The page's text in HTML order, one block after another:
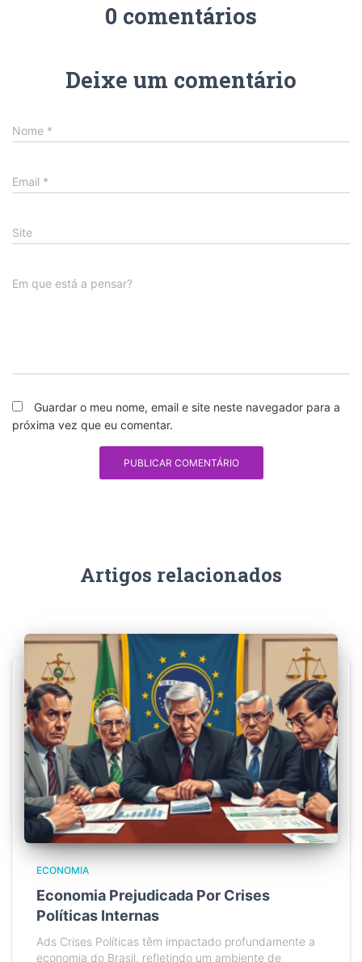
0 comentários
Deixe um comentário
Nome *
Email *
Site
Em que está a pensar?
Guardar o meu nome, email e site neste navegador para a
próxima vez que eu comentar.
Artigos relacionados
ECONOMIA
Economia Prejudicada Por Crises
Políticas Internas
Ads Crises Políticas têm impactado profundamente a
economia do Brasil, refletindo um ambiente de